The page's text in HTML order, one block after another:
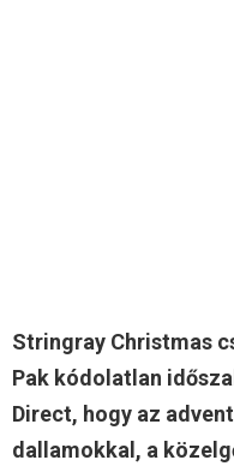
Stringray Christmas
Pak kódolatlan
Direct, hogy az
dallamokkal, a